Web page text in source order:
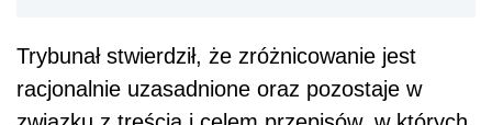
Trybunał stwierdził, że zróżnicowanie jest
racjonalnie uzasadnione oraz pozostaje w